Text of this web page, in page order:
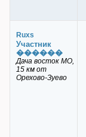
Ruxs
Участник
������
Дача восток МО,
15 км от
Орехово-Зуево